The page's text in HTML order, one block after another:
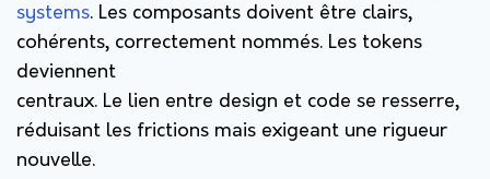
systems. Les composants doivent être clairs,
cohérents, correctement nommés. Les tokens
deviennent
centraux. Le lien entre design et code se resserre,
réduisant les frictions mais exigeant une rigueur
nouvelle.